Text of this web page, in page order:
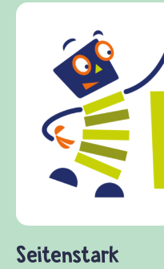
Seitenstark